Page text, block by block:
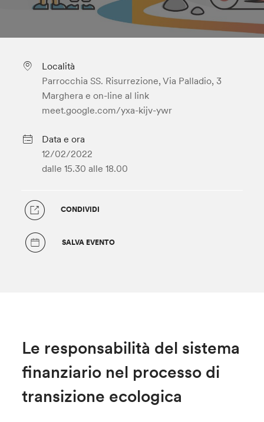
Località
Parrocchia SS. Risurrezione, Via Palladio, 3
Marghera e on-line al link
meet.google.com/yxa-kijv-ywr
Data e ora
12/02/2022
dalle 15.30 alle 18.00
CONDIVIDI
SALVA EVENTO
Le responsabilità del sistema
finanziario nel processo di
transizione ecologica